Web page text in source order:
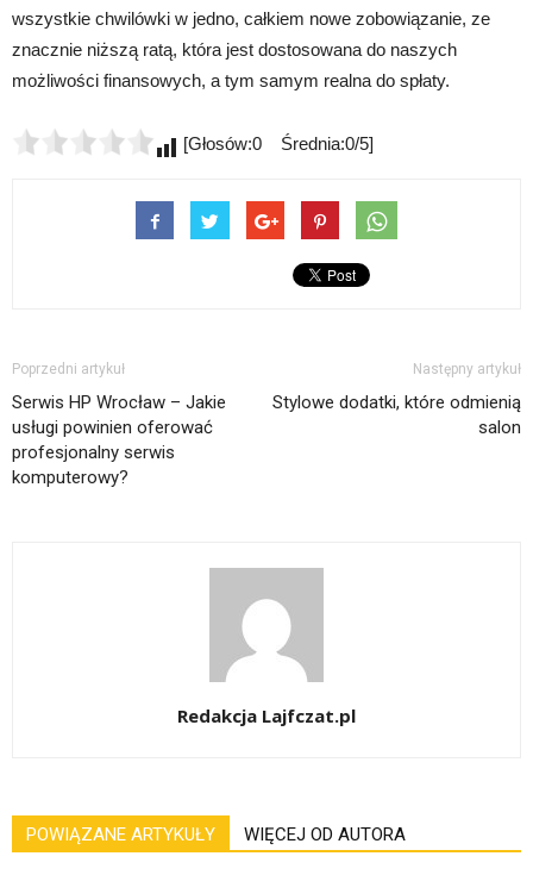
wszystkie chwilówki w jedno, całkiem nowe zobowiązanie, ze
znacznie niższą ratą, która jest dostosowana do naszych
możliwości finansowych, a tym samym realna do spłaty.
[Głosów:0 Średnia:0/5]
Poprzedni artykuł
Serwis HP Wrocław – Jakie
usługi powinien oferować
profesjonalny serwis
komputerowy?
Następny artykuł
Stylowe dodatki, które odmienią
salon
Redakcja Lajfczat.pl
POWIĄZANE ARTYKUŁY WIĘCEJ OD AUTORA